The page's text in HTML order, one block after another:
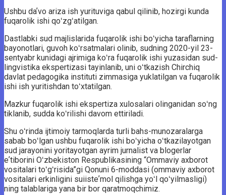
Ushbu daʼvo ariza ish yurituviga qabul qilinib, hozirgi kunda
fuqarolik ishi qoʻzgʻatilgan.
Dastlabki sud majlislarida fuqarolik ishi boʻyicha taraflarning
bayonotlari, guvoh koʻrsatmalari olinib, sudning 2020-yil 23-
sentyabr kunidagi ajrimiga koʻra fuqarolik ishi yuzasidan sud-
lingvistika ekspertizasi tayinlanib, uni oʻtkazish Chirchiq
davlat pedagogika instituti zimmasiga yuklatilgan va fuqarolik
ishi ish yuritishdan toʻxtatilgan.
Mazkur fuqarolik ishi ekspertiza xulosalari olinganidan soʻng
tiklanib, sudda koʻrilishi davom ettiriladi.
Shu oʻrinda ijtimoiy tarmoqlarda turli bahs-munozaralarga
sabab boʻlgan ushbu fuqarolik ishi boʻyicha oʻtkazilayotgan
sud jarayonini yoritayotgan ayrim jurnalist va blogerlar
eʼtiborini Oʻzbekiston Respublikasining “Ommaviy axborot
vositalari toʻgʻrisida”gi Qonuni 6-moddasi (ommaviy axborot
vositalari erkinligini suiisteʼmol qilishga yoʻl qoʻyilmasligi)
ning talablariga yana bir bor qaratmoqchimiz.